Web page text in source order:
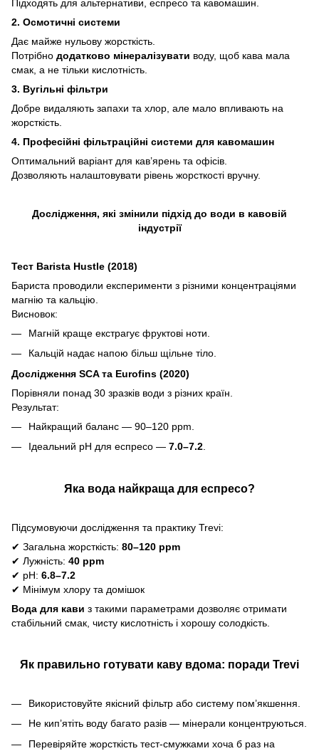
Підходять для альтернативи, еспресо та кавомашин.
2. Осмотичні системи
Дає майже нульову жорсткість.
Потрібно додатково мінералізувати воду, щоб кава мала
смак, а не тільки кислотність.
3. Вугільні фільтри
Добре видаляють запахи та хлор, але мало впливають на
жорсткість.
4. Професійні фільтраційні системи для кавомашин
Оптимальний варіант для кав’ярень та офісів.
Дозволяють налаштовувати рівень жорсткості вручну.
Дослідження, які змінили підхід до води в кавовій
індустрії
Тест Barista Hustle (2018)
Бариста проводили експерименти з різними концентраціями
магнію та кальцію.
Висновок:
Магній краще екстрагує фруктові ноти.
Кальцій надає напою більш щільне тіло.
Дослідження SCA та Eurofins (2020)
Порівняли понад 30 зразків води з різних країн.
Результат:
Найкращий баланс — 90–120 ppm.
Ідеальний pH для еспресо — 7.0–7.2
Яка вода найкраща для еспресо?
Підсумовуючи дослідження та практику Trevi:
✔ Загальна жорсткість: 80–120 ppm
✔ Лужність: 40 ppm
✔ pH: 6.8–7.2
✔ Мінімум хлору та домішок
Вода для кави з такими параметрами дозволяє отримати
стабільний смак, чисту кислотність і хорошу солодкість.
Як правильно готувати каву вдома: поради Trevi
Використовуйте якісний фільтр або систему пом’якшення.
Не кип’ятіть воду багато разів — мінерали концентруються.
Перевіряйте жорсткість тест-смужками хоча б раз на